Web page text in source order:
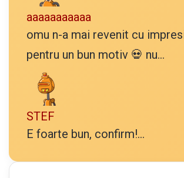
aaaaaaaaaaa
omu n-a mai revenit cu
pentru un bun motiv 💀 nu...
STEF
E foarte bun, confirm!...